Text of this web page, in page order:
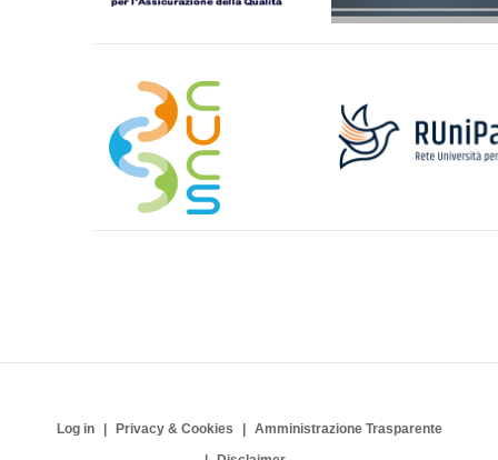
Log in Privacy & Cookies
Amministrazione Trasparente